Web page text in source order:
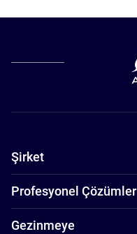
Şirket
Profesyonel Çözümler
Gezinmeye